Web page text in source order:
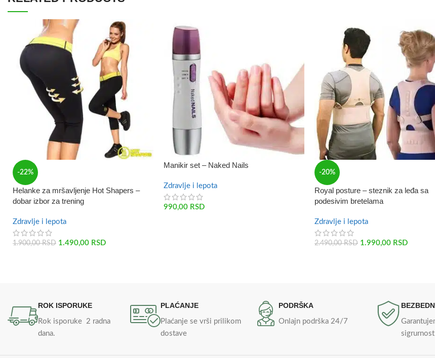
-22%
Helanke za mršavljenje Hot Shapers –
dobar izbor za trening
Zdravlje i lepota
1.900,00RSD 1.490,00 RSD
Manikir set – Naked Nails
Zdravlje i lepota
990,00 RSD
-20%
Royal posture – steznik za leđa sa
podesivim bretelama
Zdravlje i lepota
2.490,00RSD 1.990,00 RSD
ROK ISPORUKE
Rok isporuke 2 radna
dana.
PLAĆANJE
Plaćanje se vrši prilikom
dostave
PODRŠKA
Onlajn podrška 24/7